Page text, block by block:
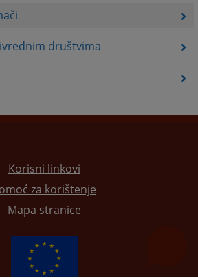
društvima
Korisni linkovi
za korištenje
Mapa stranice